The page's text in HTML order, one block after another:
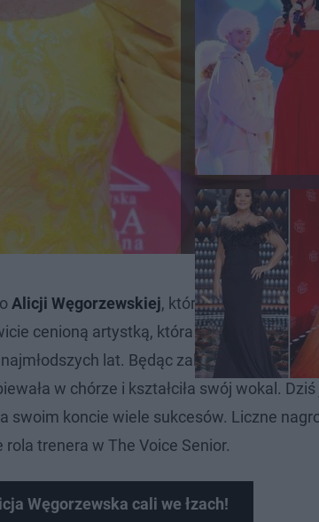
Alicji Węgorzewskiej, która od lat
cenioną artystką, która śpiewa
lat. Będąc zaledwie 5-letnim
w chórze i kształciła swój wokal.
swoim koncie wiele sukcesów. Liczne
trenera w The Voice Senior.
Węgorzewska cali we łzach!